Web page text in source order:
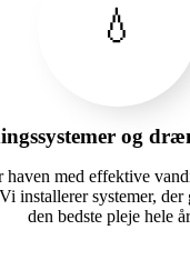
💧
og
haven med effektive
installerer systemer,
den bedste pleje hele